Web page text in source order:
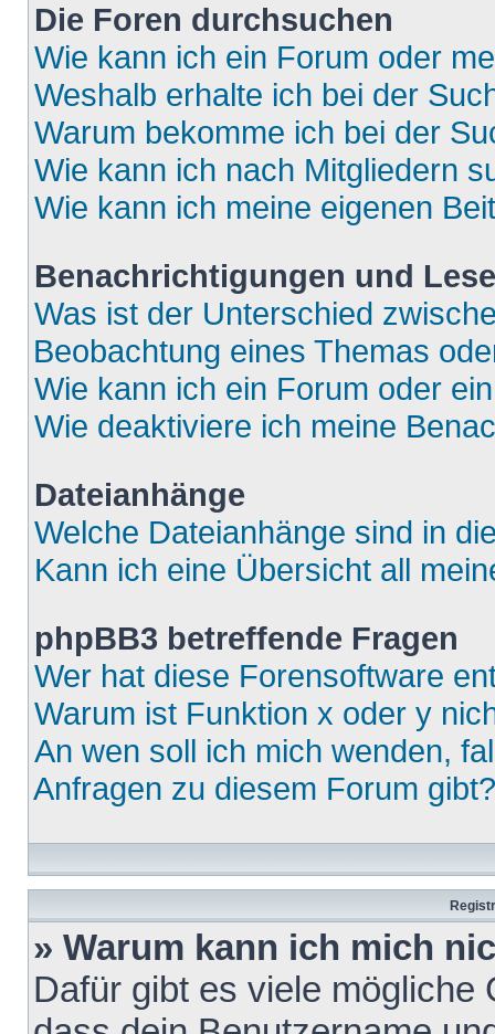
Die Foren durchsuchen
Wie kann ich ein Forum oder
Weshalb erhalte ich bei der
Warum bekomme ich bei der
Wie kann ich nach Mitgliedern
Wie kann ich meine eigenen
Benachrichtigungen und
Was ist der Unterschied
Beobachtung eines Themas
Wie kann ich ein Forum oder
Wie deaktiviere ich meine
Dateianhänge
Welche Dateianhänge sind in
Kann ich eine Übersicht all
phpBB3 betreffende Fragen
Wer hat diese Forensoftware
Warum ist Funktion x oder y
An wen soll ich mich wenden,
Anfragen zu diesem Forum gibt?
» Warum kann ich mich
Dafür gibt es viele